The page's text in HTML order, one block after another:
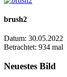
brush2
Datum: 30.05.2022
Betrachtet: 934 mal
Neuestes Bild